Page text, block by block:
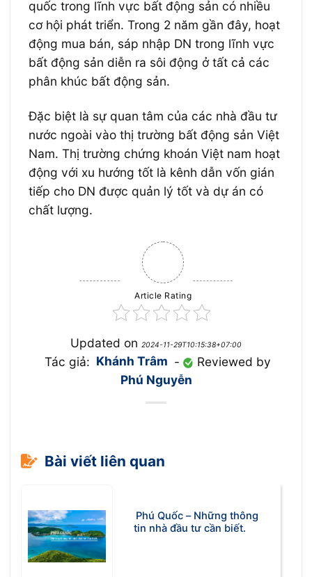
quốc trong lĩnh vực bất động sản có nhiều
cơ hội phát triển. Trong 2 năm gần đây, hoạt
động mua bán, sáp nhập DN trong lĩnh vực
bất động sản diễn ra sôi động ở tất cả các
phân khúc bất động sản.
Đặc biệt là sự quan tâm của các nhà đầu tư
nước ngoài vào thị trường bất động sản Việt
Nam. Thị trường chứng khoán Việt nam hoạt
động với xu hướng tốt là kênh dẫn vốn gián
tiếp cho DN được quản lý tốt và dự án có
chất lượng.
Article Rating
Updated on 2024-11-29T10:15:38+07:00
Tác giả: Khánh Trâm -
Reviewed by
Phú Nguyễn
Bài viết liên quan
Phú Quốc – Những thông
tin nhà đầu tư cần biết.